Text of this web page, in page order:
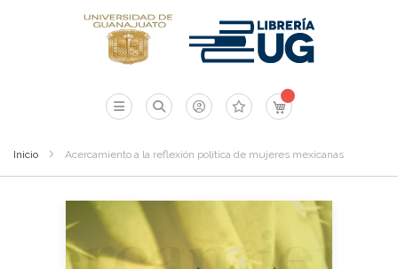
Mi carrito
Inicio Acercamiento a la reflexión política de mujeres mexicanas